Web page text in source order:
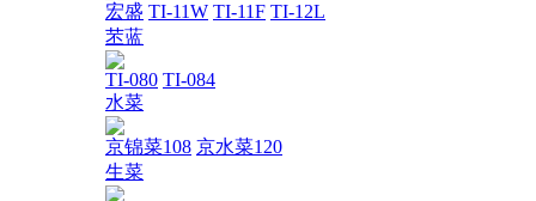
宏盛 TI-11W TI-11F TI-12L
苤蓝
TI-080 TI-084
水菜
京锦菜108 京水菜120
生菜